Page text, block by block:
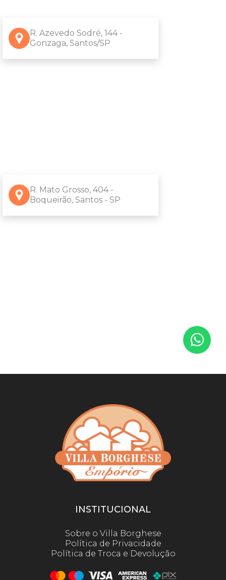
R. Azevedo Sodré, 144 -
Gonzaga, Santos/SP
R. Mato Grosso, 404 -
Boqueirão, Santos - SP
INSTITUCIONAL
Sobre o Villa Borghese
Política de Privacidade
Política de Troca e Devolução